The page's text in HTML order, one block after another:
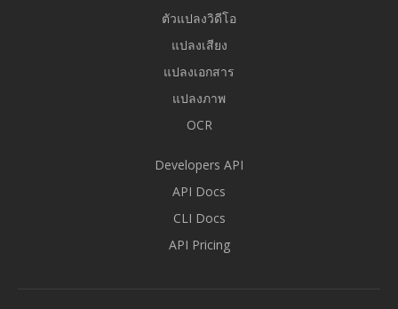
ตัวแปลงวิดีโอ
แปลงเสียง
แปลงเอกสาร
แปลงภาพ
OCR
Developers API
API Docs
CLI Docs
API Pricing